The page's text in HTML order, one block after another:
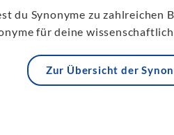
du Synonyme zu zahlreichen
für deine
Zur Übersicht der